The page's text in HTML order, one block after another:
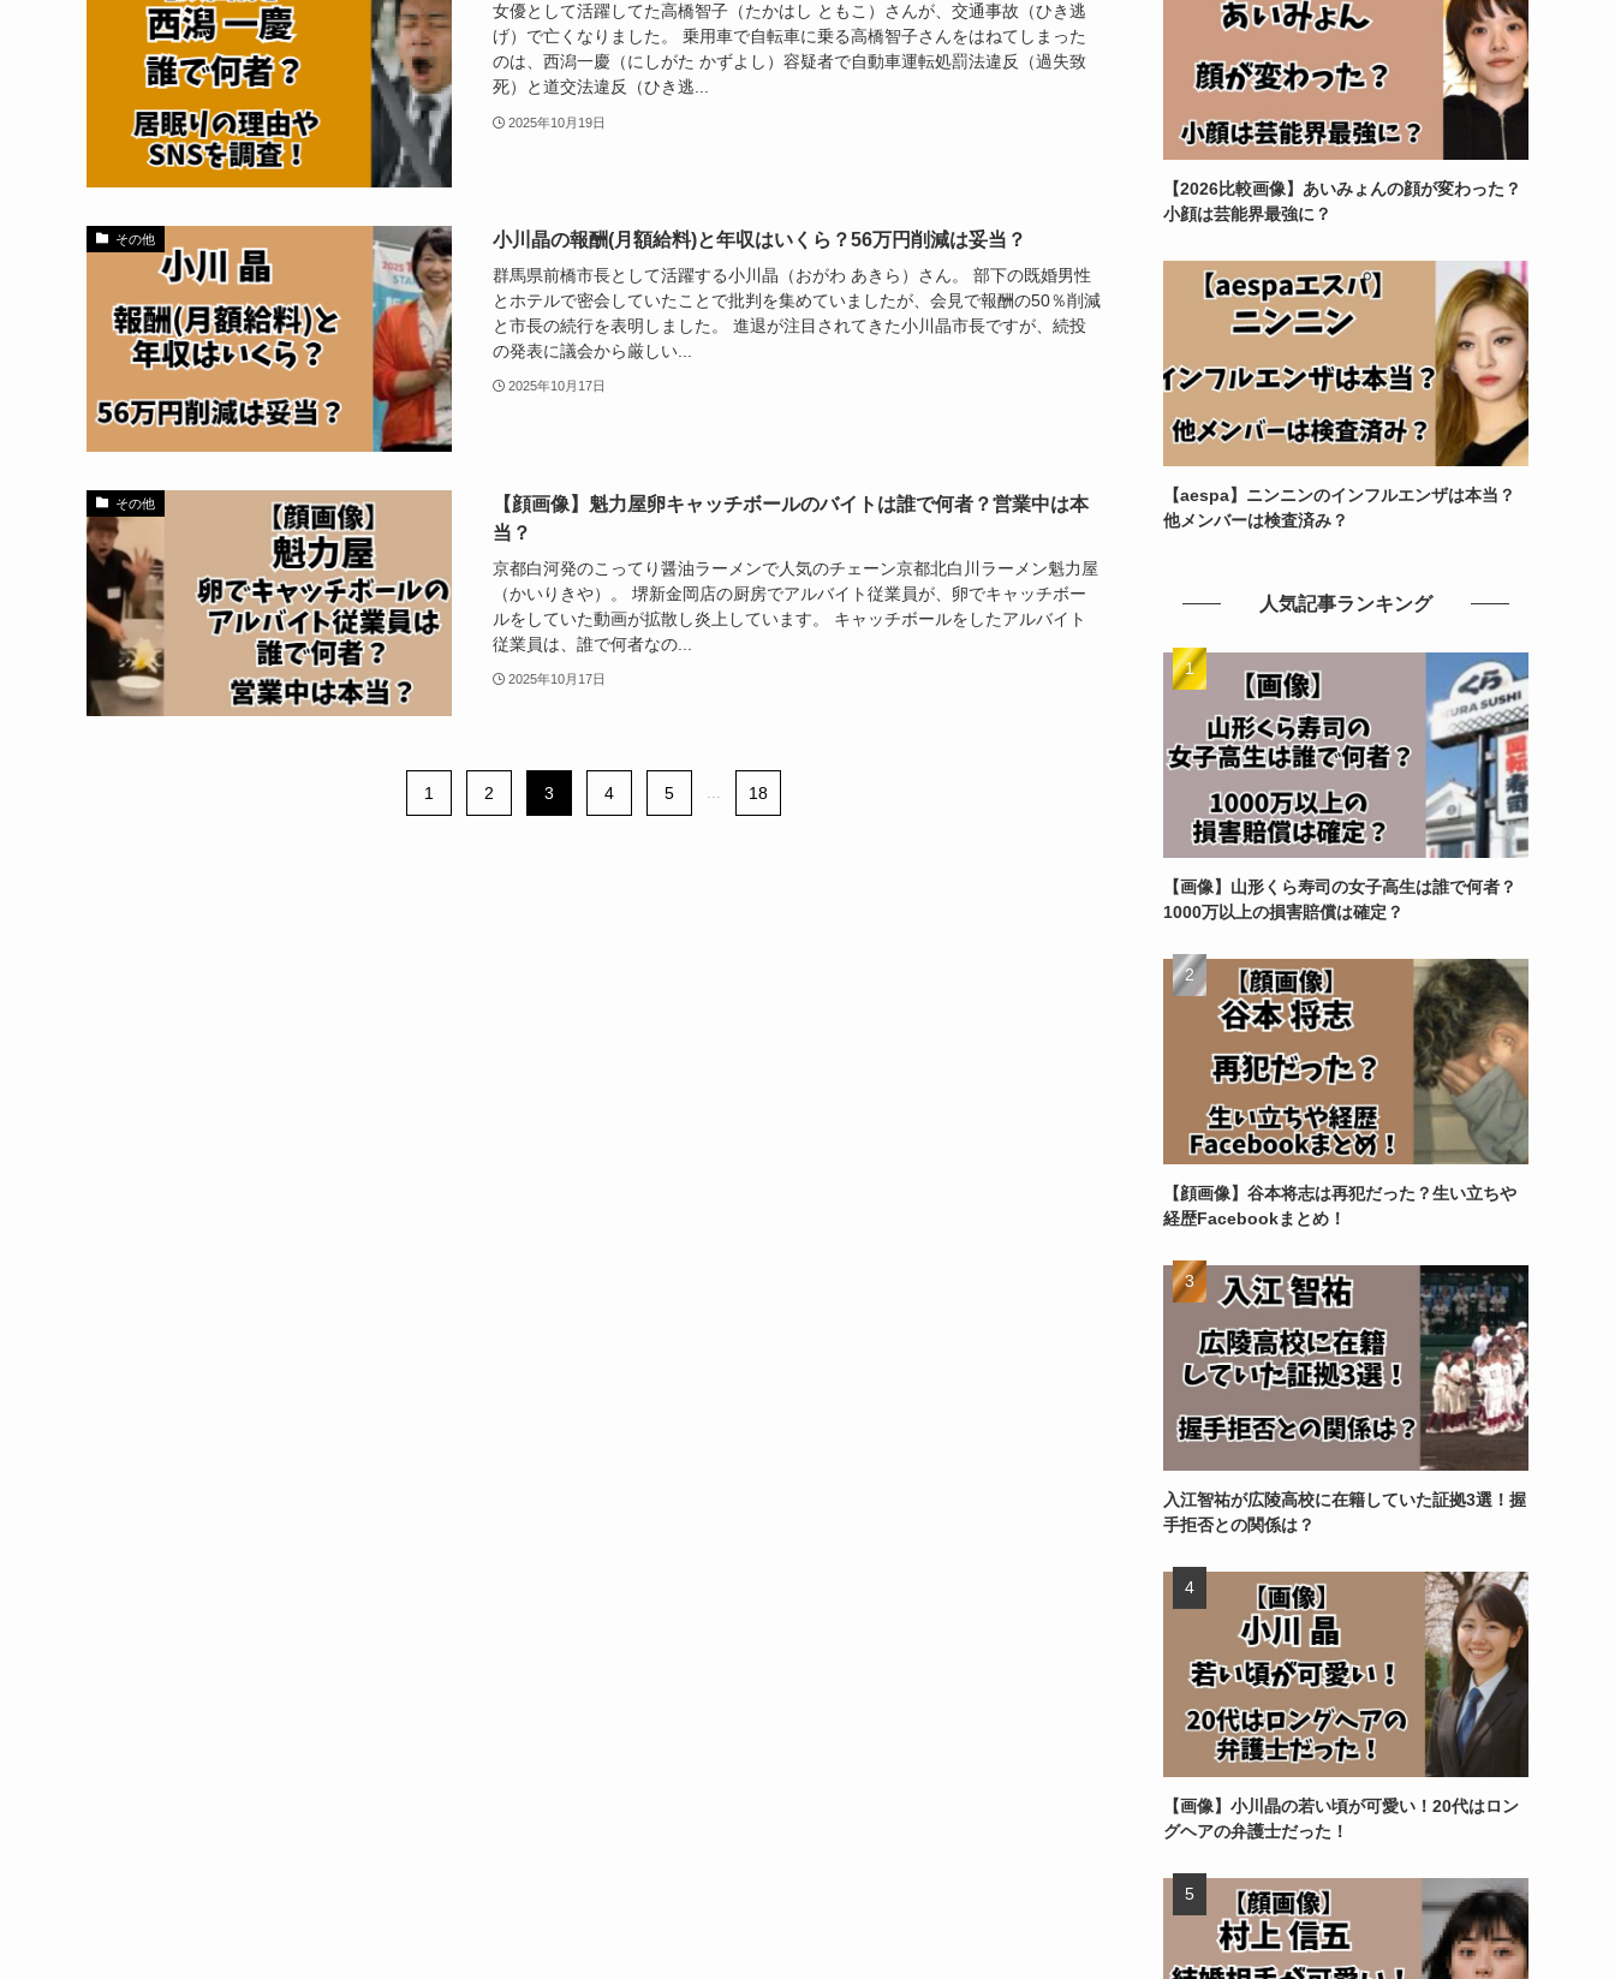
女優として活躍してた高橋智子（たかはし ともこ）さんが、交通事故（ひき逃
げ）で亡くなりました。 乗用車で自転車に乗る高橋智子さんをはねてしまった
のは、西潟一慶（にしがた かずよし）容疑者で自動車運転処罰法違反（過失致
死）と道交法違反（ひき逃...
2025年10月19日
その他 小川晶の報酬(月額給料)と年収はいくら？56万円削減は妥当？
群馬県前橋市長として活躍する小川晶（おがわ あきら）さん。 部下の既婚男性
とホテルで密会していたことで批判を集めていましたが、会見で報酬の50％削減
と市長の続行を表明しました。 進退が注目されてきた小川晶市長ですが、続投
の発表に議会から厳しい...
2025年10月17日
その他
【顔画像】魁力屋卵キャッチボールのバイトは誰で何者？営業中は本
当？
京都白河発のこってり醤油ラーメンで人気のチェーン京都北白川ラーメン魁力屋
（かいりきや）。 堺新金岡店の厨房でアルバイト従業員が、卵でキャッチボー
ルをしていた動画が拡散し炎上しています。 キャッチボールをしたアルバイト
従業員は、誰で何者なの...
2025年10月17日
1 2 3 4 5 18
【2026比較画像】あいみょんの顔が変わった？
小顔は芸能界最強に？
【aespa】ニンニンのインフルエンザは本当？
他メンバーは検査済み？
人気記事ランキング
【画像】山形くら寿司の女子高生は誰で何者？
1000万以上の損害賠償は確定？
【顔画像】谷本将志は再犯だった？生い立ちや
経歴Facebookまとめ！
入江智祐が広陵高校に在籍していた証拠3選！握
手拒否との関係は？
【画像】小川晶の若い頃が可愛い！20代はロン
グヘアの弁護士だった！